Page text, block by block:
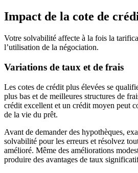
Impact de la cote de
Votre solvabilité affecte à la fois la
l’utilisation de la négociation.
Variations de taux et de frais
Les cotes de crédit plus élevées se
plus bas et de meilleures structures de
crédit excellent et un crédit moyen peut
de la vie du prêt.
Avant de demander des hypothèques,
solvabilité pour les erreurs et résolvez
amélioré. Même des améliorations
produire des avantages de taux